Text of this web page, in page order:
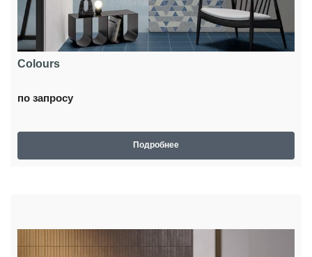
Colours
по запросу
Подробнее